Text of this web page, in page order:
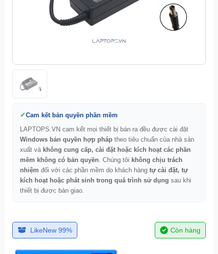
Cam kết bản quyền phần mềm
LAPTOPS.VN cam kết mọi thiết bị bán ra đều được cài đặt
Windows bản quyền hợp pháptheo tiêu chuẩn của nhà sản
xuất và không cung cấp, cài đặt hoặc kích hoạt các phần
mềm không có bản quyền. Chúng tôi không chịu trách
nhiệm đối với các phần mềm do khách hàng tự cài đặt, tự
kích hoạt hoặc phát sinh trong quá trình sử dụng sau khi
thiết bị được bàn giao.
LikeNew 99% Còn hàng